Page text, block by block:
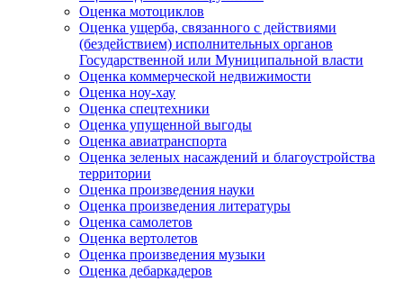
Оценка мотоциклов
Оценка ущерба, связанного с действиями
(бездействием) исполнительных органов
Государственной или Муниципальной власти
Оценка коммерческой недвижимости
Оценка ноу-хау
Оценка спецтехники
Оценка упущенной выгоды
Оценка авиатранспорта
Оценка зеленых насаждений и благоустройства
территории
Оценка произведения науки
Оценка произведения литературы
Оценка самолетов
Оценка вертолетов
Оценка произведения музыки
Оценка дебаркадеров